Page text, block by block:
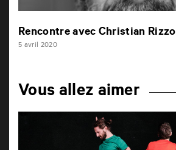
Rencontre avec Christian Rizzo
5 avril 2020
Vous allez aimer